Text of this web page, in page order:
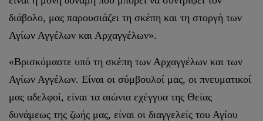
διάβολο, μας παρουσιάζει τη σκέπη και τη στοργή των
Αγίων Αγγέλων και Αρχαγγέλων».
«Βρισκόμαστε υπό τη σκέπη των Αρχαγγέλων και των
Αγίων Αγγέλων. Είναι οι σύμβουλοί μας, οι πνευματικοί
μας αδελφοί, είναι τα αιώνια εχέγγυα της Θείας
δυνάμεως της ζωής μας, είναι οι διαγγελείς του Αγίου